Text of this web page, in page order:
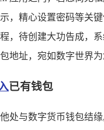
，精心设置密码等关
，待创建大功告成，
地址，宛如数字世界为
已有钱包
处与数字货币钱包结